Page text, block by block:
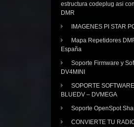
estructura codeplug asi
DMR
IMAGENES PI STAR
Mapa Repetidores
España
Soporte Firmware y
DV4MINI
SOPORTE SOFTWARE
BLUEDV – DVMEGA
Soporte OpenSpot
CONVIERTE TU